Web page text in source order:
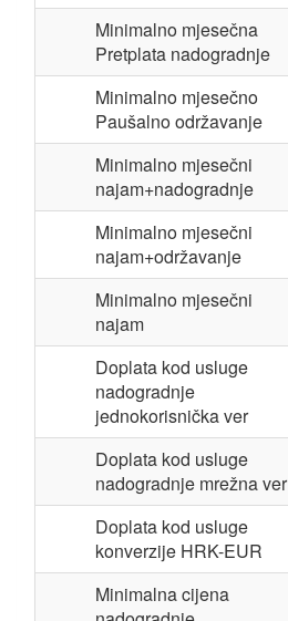
Minimalno mjesečna
Pretplata nadogradnje
Minimalno mjesečno
Paušalno održavanje
Minimalno mjesečni
najam+nadogradnje
Minimalno mjesečni
najam+održavanje
Minimalno mjesečni
najam
Doplata kod usluge
nadogradnje
jednokorisnička ver
Doplata kod usluge
nadogradnje mrežna ver
Doplata kod usluge
konverzije HRK-EUR
Minimalna cijena